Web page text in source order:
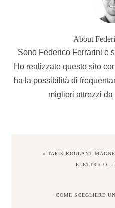
About
Sono Federico Ferrarini e
Ho realizzato questo sito
ha la possibilità di
migliori attrezzi
PREVIOUS
« TAPIS ROULANT
ELETTRICO –
NEXT
COME SCEGLIERE